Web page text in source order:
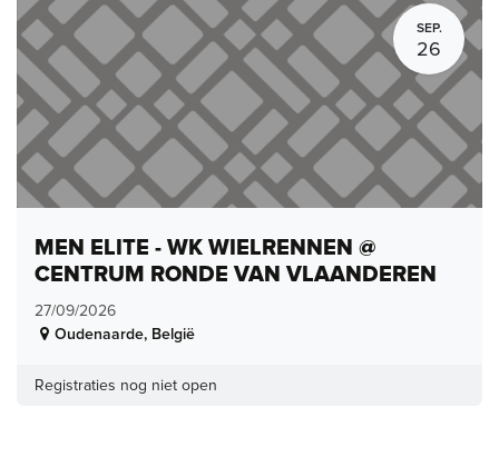
SEP.
26
MEN ELITE - WK WIELRENNEN @
CENTRUM RONDE VAN VLAANDEREN
27/09/2026
Oudenaarde, België
Registraties nog niet open